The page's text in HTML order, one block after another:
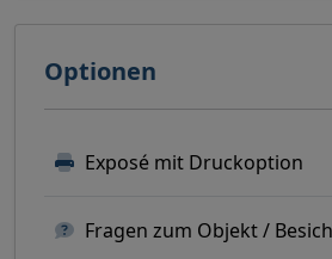
Optionen
Exposé mit Druckoption
Fragen zum Objekt /